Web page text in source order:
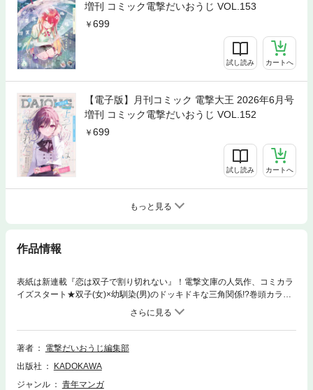
増刊 コミック電撃だいおうじ VOL.153
699
試し読み カートへ
【電子版】月刊コミック 電撃大王 2026年6月号
増刊 コミック電撃だいおうじ VOL.152
699
試し読み カートへ
もっと見る
作品情報
表紙は新連載『恋は双子で割り切れない』！電撃文庫の人気作、コミカラ
イズスタート★双子(女)×幼馴染(男)のドッキドキな三角関係!?巻頭カラー
には『忍者と殺し屋のふたりぐらし』が登場！共同生活は危険(ドキドキ)
がいっぱい…！ 予測不能な同居コメディ★大注目『後輩OLはメイドのひ
なさんなんかじゃない』も連載中！真面目なあの子の秘密の顔とは…？ど
きどきの関係に目がまわる!! 読み応えバツグン！ コミック誌第104号！
たものです。電子化に伴い、一部省略・変更されたページがございます。
紙の雑誌についている付録はついておりませんのでご注意ください。 本文
著者
電撃だいおうじ編集部
出版社
KADOKAWA
ジャンル
青年マンガ